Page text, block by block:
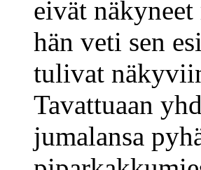
eivät
hän veti sen
tulivat
Tavattuaan
jumalansa